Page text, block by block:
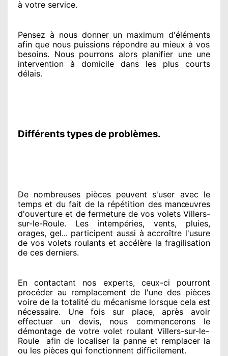
à votre service.
Pensez à nous donnerun maximum d'éléments
afin que nous puissions répondre au mieux à vos
besoins. Nous pourrons alors planifier une une
intervention à domicile dans les plus courts
délais.
Différents types de problèmes.
De nombreuses pièces peuvent s'user avec le
temps et du fait de la répétition des manœuvres
d'ouverture et de fermeture de vos volets Villers-
sur-le-Roule. Les intempéries, vents, pluies,
orages, gel... participent aussi à accroître l'usure
de vos volets roulants et accélère la fragilisation
de ces derniers.
En contactant nos experts, ceux-ci pourront
procéder au remplacement de l'une des pièces
voire de la totalité du mécanisme lorsque cela est
nécessaire. Une fois sur place, après avoir
effectuer un devis, nous commencerons le
démontage de votre volet roulant Villers-sur-le-
Roule
afin de localiser la panne et remplacer la
ou les pièces qui fonctionnent difficilement.